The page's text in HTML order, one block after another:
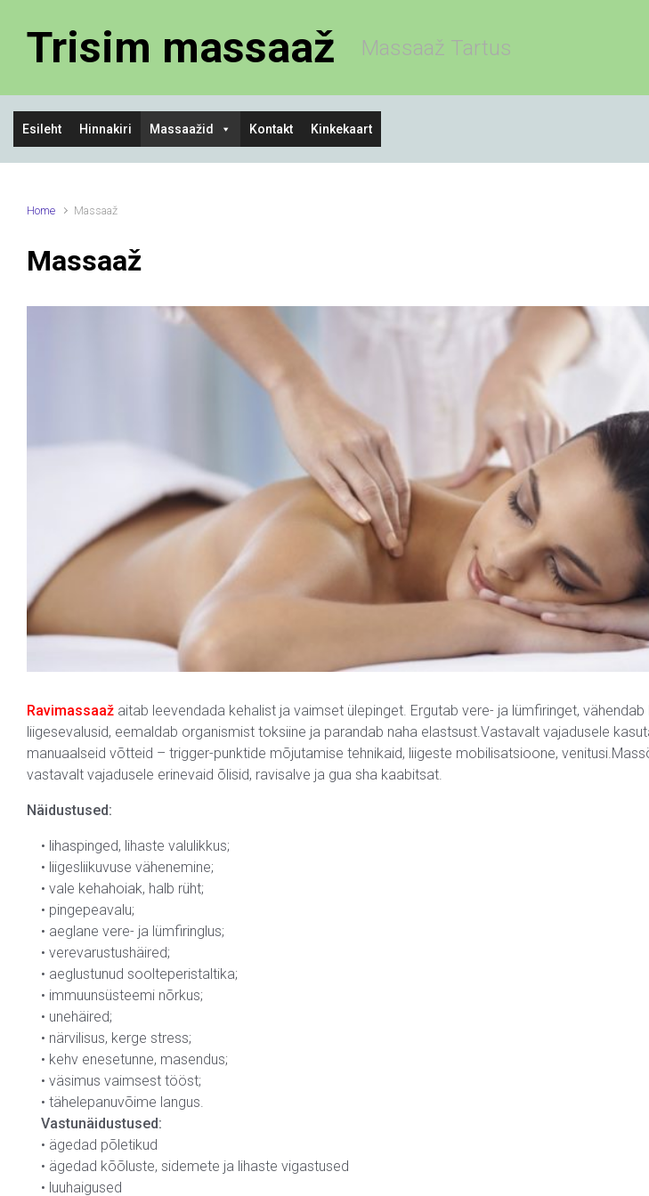
Trisim massaaž Massaaž Tartus
Esileht Hinnakiri Massaažid Kontakt Kinkekaart
Home Massaaž
Massaaž
Ravimassaaž aitab leevendada kehalist ja vaimset ülepinget. Ergutab vere- ja lümfiringet, vähendab
liigesevalusid, eemaldab organismist toksiine ja parandab naha elastsust.Vastavalt vajadusele
manuaalseid võtteid – trigger-punktide mõjutamise tehnikaid, liigeste mobilisatsioone,
vastavalt vajadusele erinevaid õlisid, ravisalve ja gua sha kaabitsat.
Näidustused:
• lihaspinged, lihaste valulikkus;
• liigesliikuvuse vähenemine;
• vale kehahoiak, halb rüht;
• pingepeavalu;
• aeglane vere- ja lümfiringlus;
• verevarustushäired;
• aeglustunud soolteperistaltika;
• immuunsüsteemi nõrkus;
• unehäired;
• närvilisus, kerge stress;
• kehv enesetunne, masendus;
• väsimus vaimsest tööst;
• tähelepanuvõime langus.
Vastunäidustused:
• ägedad põletikud
• ägedad kõõluste, sidemete ja lihaste vigastused
• luuhaigused